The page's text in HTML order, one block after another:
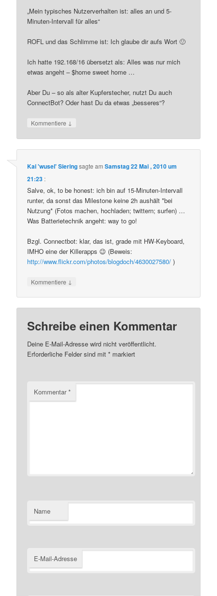
„Mein typisches Nutzerverhalten ist: alles an und 5-
Minuten-Intervall für alles“
ROFL und das Schlimme ist: Ich glaube dir aufs Wort 🙂
Ich hatte 192.168/16 übersetzt als: Alles was nur mich
etwas angeht – $home sweet home …
Aber Du – so als alter Kupferstecher, nutzt Du auch
ConnectBot? Oder hast Du da etwas „besseres“?
Kommentiere ↓
Kai 'wusel' Sieringsagte amSamstag 22 Mai , 2010 um
21:23 :
Salve, ok, to be honest: ich bin auf 15-Minuten-Intervall
runter, da sonst das Milestone keine 2h aushält *bei
Nutzung* (Fotos machen, hochladen; twittern; surfen) …
Was Batterietechnik angeht: way to go!
Bzgl. Connectbot: klar, das ist, grade mit HW-Keyboard,
IMHO eine der Killerapps 😉 (Beweis:
http://www.flickr.com/photos/blogdoch/4630027580/ )
Kommentiere ↓
Schreibe einen Kommentar
Deine E-Mail-Adresse wird nicht veröffentlicht.
Erforderliche Felder sind mit* markiert
Kommentar*
Name
E-Mail-Adresse